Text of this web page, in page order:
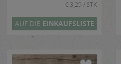
€ 3,29 / STK
AUF DIE EINKAUFSLISTE